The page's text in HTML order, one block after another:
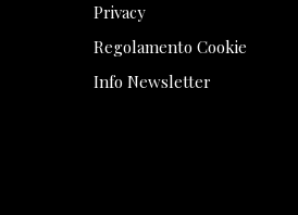
Privacy
Regolamento Cookie
Info Newsletter